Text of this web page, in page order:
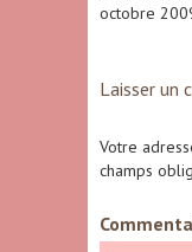
octobre
Laisser un
Votre
champs